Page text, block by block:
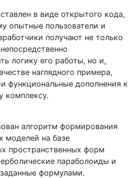
в виде открытого кода,
опытные пользователи и
получают не только
логику его работы, но и,
наглядного примера,
функциональные дополнения к
комплексу.
алгоритм формирования
моделей на базе
пространственных форм
параболоиды и
формулами.